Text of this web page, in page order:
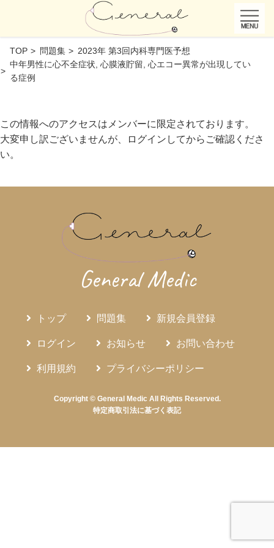
TOP 問題集
2023年 第3回内科専門医予想
中年男性に心不全症状, 心膜液貯留, 心エコー異常が出現してい
る症例
この情報へのアクセスはメンバーに限定されております。
大変申し訳ございませんが、ログインしてからご確認くださ
い。
General Medic
トップ 問題集 新規会員登録
ログイン お知らせ お問い合わせ
利用規約 プライバシーポリシー
Copyright © General Medic All Rights Reserved.
特定商取引法に基づく表記